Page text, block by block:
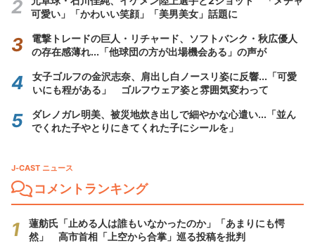
可愛い」「かわいい笑顔」「美男美女」話題に
電撃トレードの巨人・リチャード、ソフトバンク・秋広優人
の存在感薄れ...「他球団の方が出場機会ある」の声が
女子ゴルフの金沢志奈、肩出し白ノースリ姿に反響...「可愛
いにも程がある」 ゴルフウェア姿と雰囲気変わって
ダレノガレ明美、被災地炊き出しで細やかな心遣い...「並ん
でくれた子やとりにきてくれた子にシールを」
J-CAST ニュース
コメントランキング
蓮舫氏「止める人は誰もいなかったのか」「あまりにも愕
然」 高市首相「上空から合掌」巡る投稿を批判